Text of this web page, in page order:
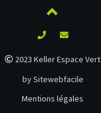
2023 Keller Espace Vert
by Sitewebfacile
Mentions légales